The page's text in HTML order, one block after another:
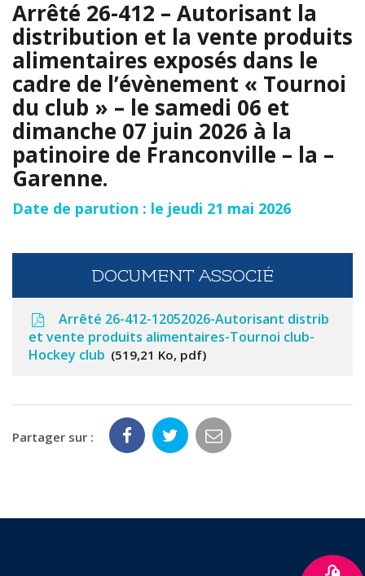
Arrêté 26-412 – Autorisant la
distribution et la vente produits
alimentaires exposés dans le
cadre de l’évènement « Tournoi
du club » – le samedi 06 et
dimanche 07 juin 2026 à la
patinoire de Franconville – la –
Garenne.
Date de parution : le jeudi 21 mai 2026
DOCUMENT ASSOCIÉ
Arrêté 26-412-12052026-Autorisant distrib
et vente produits alimentaires-Tournoi club-
Hockey club
519,21 Ko, pdf
Partager sur :